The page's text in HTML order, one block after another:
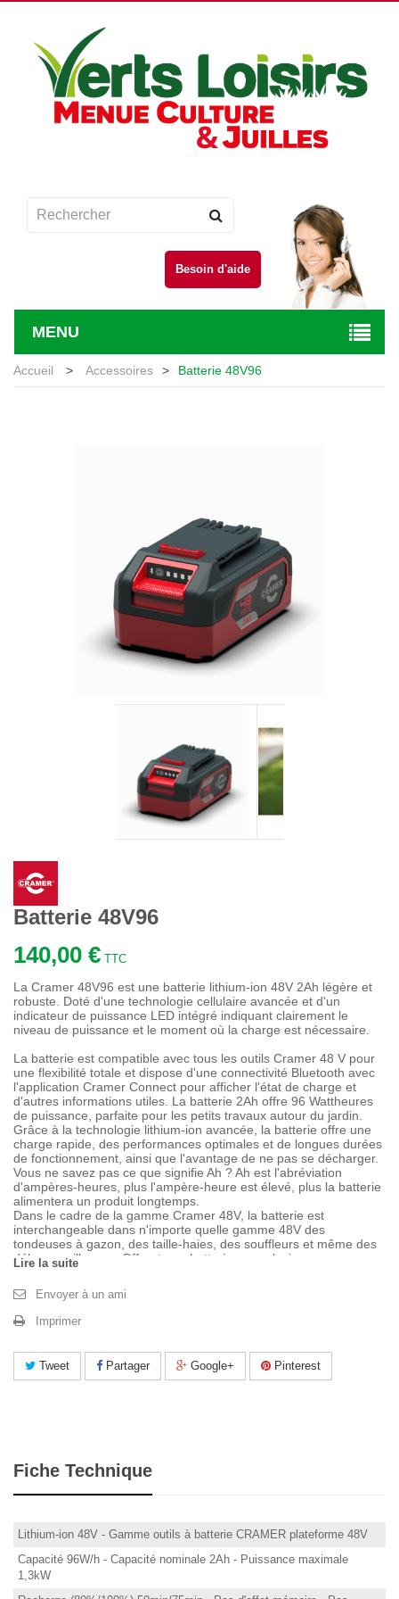
Besoin d'aide
MENU
Accueil > Accessoires > Batterie 48V96
Batterie 48V96
140,00 € TTC
La Cramer 48V96 est une batterie lithium-ion 48V 2Ah légère et
robuste. Doté d'une technologie cellulaire avancée et d'un
indicateur de puissance LED intégré indiquant clairement le
niveau de puissance et le moment où la charge est nécessaire.
La batterie est compatible avec tous les outils Cramer 48 V pour
une flexibilité totale et dispose d'une connectivité Bluetooth avec
l'application Cramer Connect pour afficher l'état de charge et
d'autres informations utiles. La batterie 2Ah offre 96 Wattheures
de puissance, parfaite pour les petits travaux autour du jardin.
Grâce à la technologie lithium-ion avancée, la batterie offre une
charge rapide, des performances optimales et de longues durées
de fonctionnement, ainsi que l'avantage de ne pas se décharger.
Vous ne savez pas ce que signifie Ah ? Ah est l'abréviation
d'ampères-heures, plus l'ampère-heure est élevé, plus la batterie
alimentera un produit longtemps.
Dans le cadre de la gamme Cramer 48V, la batterie est
interchangeable dans n'importe quelle gamme 48V des
tondeuses à gazon, des taille-haies, des souffleurs et même des
débroussailleuses. Offrant une batterie pour plusieurs
Lire la suite
Envoyer à un ami
Imprimer
Tweet Partager Google+ Pinterest
Fiche Technique
Lithium-ion 48V - Gamme outils à batterie CRAMER plateforme 48V
Capacité 96W/h - Capacité nominale 2Ah - Puissance maximale
1,3kW